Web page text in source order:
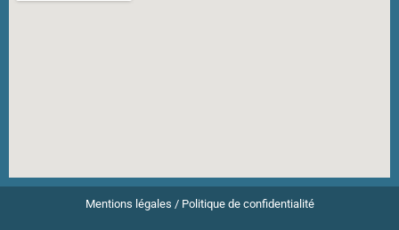
Mentions légales / Politique de confidentialité